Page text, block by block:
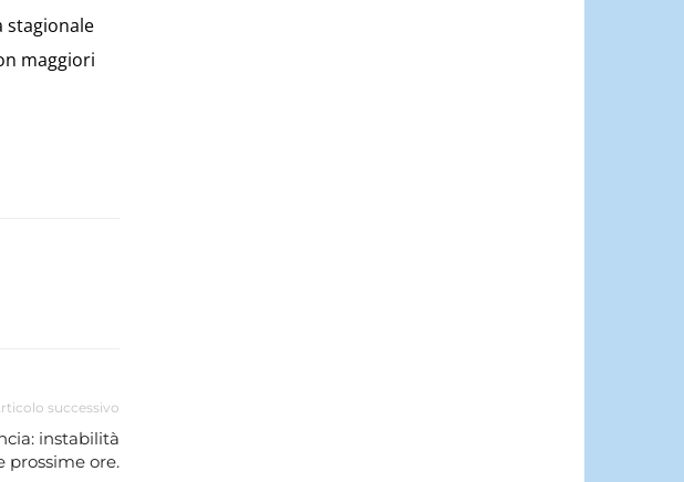
stagionale
maggiori
successivo
instabilità
prossime ore.